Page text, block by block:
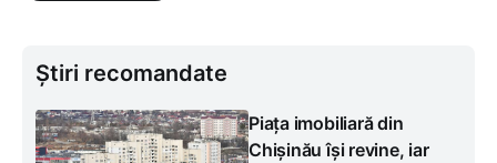
Știri recomandate
Piața imobiliară din
Chișinău își revine, iar